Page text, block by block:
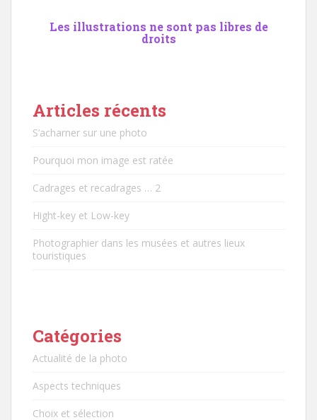
Les illustrations ne sont pas libres de
droits
Articles récents
S’acharner sur une photo
Pourquoi mon image est ratée
Cadrages et recadrages … 2
Hight-key et Low-key
Photographier dans les musées et autres lieux
touristiques
Catégories
Actualité de la photo
Aspects techniques
Choix et sélection